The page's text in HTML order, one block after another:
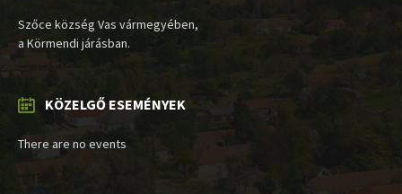
Szőce község Vas vármegyében,
a Körmendi járásban.
KÖZELGŐ ESEMÉNYEK
There are no events